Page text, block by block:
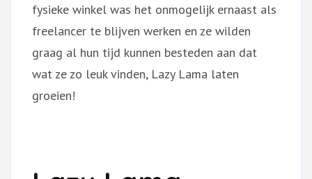
fysieke winkel was het onmogelijk ernaast als
freelancer te blijven werken en ze wilden
graag al hun tijd kunnen besteden aan dat
wat ze zo leuk vinden, Lazy Lama laten
groeien!